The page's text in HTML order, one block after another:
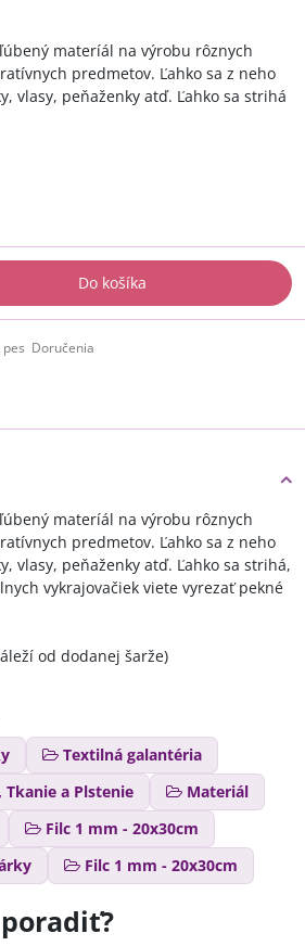
materíál na výrobu rôznych
predmetov. Ľahko sa z neho
vlasy, peňaženky atď. Ľahko sa strihá
Do košíka
Doručenia
materíál na výrobu rôznych
predmetov. Ľahko sa z neho
vlasy, peňaženky atď. Ľahko sa strihá,
vykrajovačiek viete vyrezať pekné
od dodanej šarže)
Textilná galantéria
a Plstenie
Materiál
Filc 1 mm - 20x30cm
Filc 1 mm - 20x30cm